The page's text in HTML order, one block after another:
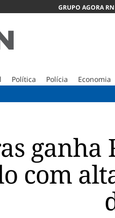
GRUPO AGORA RN
Política Polícia Economia
ganha
com